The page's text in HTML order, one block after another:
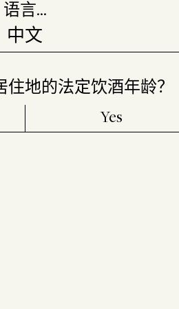
语言…
地的法定饮酒年龄？
Yes